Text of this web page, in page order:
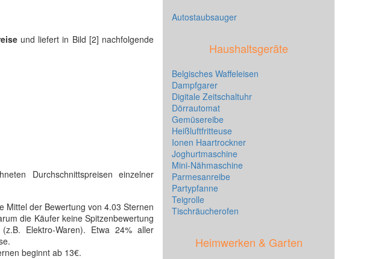
und liefert in Bild [2] nachfolgende
Durchschnittspreisen einzelner
Mittel der Bewertung von 4.03 Sternen
die Käufer keine Spitzenbewertung
Elektro-Waren). Etwa 24% aller
beginnt ab 13€.
Autostaubsauger
Haushaltsgeräte
Belgisches Waffeleisen
Dampfgarer
Digitale Zeitschaltuhr
Dörrautomat
Gemüsereibe
Heißluftfritteuse
Ionen Haartrockner
Joghurtmaschine
Mini-Nähmaschine
Parmesanreibe
Partypfanne
Teigrolle
Tischräucherofen
Heimwerken & Garten